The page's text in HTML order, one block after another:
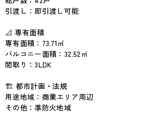
引渡し：即引渡し可能
📐 専有面積
専有面積：73.71㎡
バルコニー面積：32.52㎡
間取り：3LDK
🏗 都市計画・法規
用途地域：商業エリア周辺
その他：準防火地域